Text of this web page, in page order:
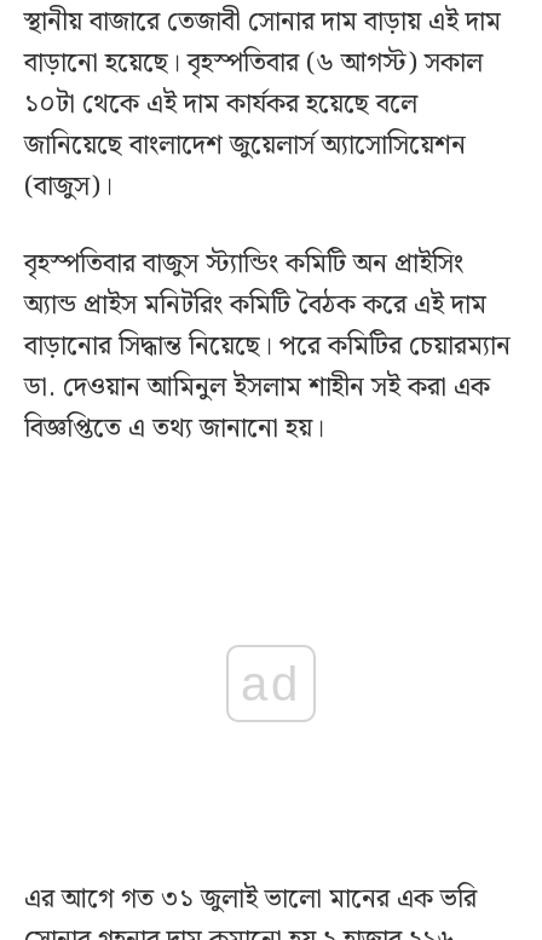
স্থানীয় বাজারে তেজাবী সোনার দাম বাড়ায় এই দাম
বাড়ানো হয়েছে। বৃহস্পতিবার (৬ আগস্ট) সকাল
১০টা থেকে এই দাম কার্যকর হয়েছে বলে
জানিয়েছে বাংলাদেশ জুয়েলার্স অ্যাসোসিয়েশন
(বাজুস)।
বৃহস্পতিবার বাজুস স্ট্যান্ডিং কমিটি অন প্রাইসিং
অ্যান্ড প্রাইস মনিটরিং কমিটি বৈঠক করে এই দাম
বাড়ানোর সিদ্ধান্ত নিয়েছে। পরে কমিটির চেয়ারম্যান
ডা. দেওয়ান আমিনুল ইসলাম শাহীন সই করা এক
বিজ্ঞপ্তিতে এ তথ্য জানানো হয়।
ad
এর আগে গত ৩১ জুলাই ভালো মানের এক ভরি